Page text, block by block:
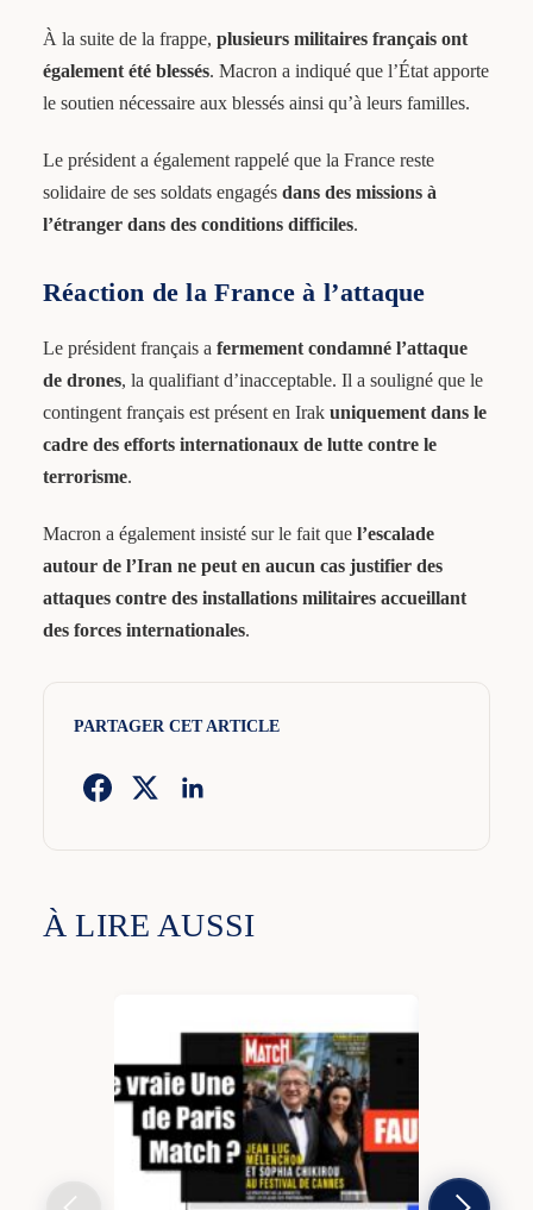
À la suite de la frappe, plusieurs militaires français ont
également été blessés. Macron a indiqué que l’État apporte
le soutien nécessaire aux blessés ainsi qu’à leurs familles.
Le président a également rappelé que la France reste
solidaire de ses soldats engagés dans des missions à
l’étranger dans des conditions difficiles.
Réaction de la France à l’attaque
Le président français a fermement condamné l’attaque
de drones, la qualifiant d’inacceptable. Il a souligné que le
contingent français est présent en Irak uniquement dans le
cadre des efforts internationaux de lutte contre le
terrorisme.
Macron a également insisté sur le fait que l’escalade
autour de l’Iran ne peut en aucun cas justifier des
attaques contre des installations militaires accueillant
des forces internationales.
PARTAGER CET ARTICLE
À LIRE AUSSI